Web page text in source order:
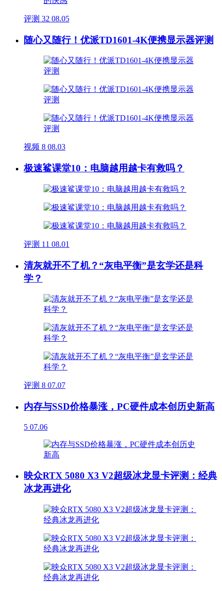
评测 32 08.05
随心又随行！优派TD1601-4K便携显示器评测
视频 8 08.03
极速鲨课堂10：电脑越用越卡有救吗？
评测 11 08.01
清灰就开不了机？“灰电平衡”是玄学还是科
学？
评测 8 07.07
内存与SSD价格暴涨，PC硬件成本创历史新高
5 07.06
映众RTX 5080 X3 V2超级冰龙显卡评测：经典
冰龙再进化